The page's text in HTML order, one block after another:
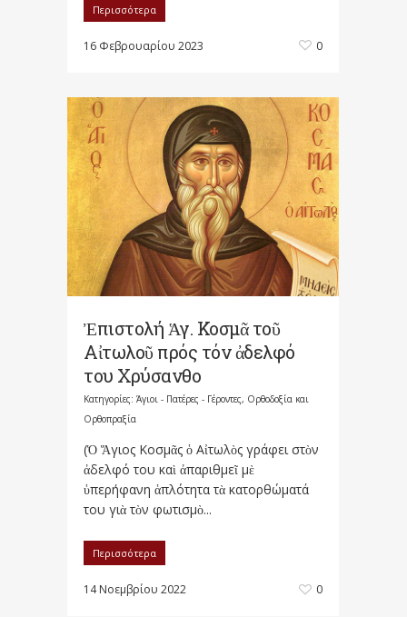
Περισσότερα
16 Φεβρουαρίου 2023 0
Ἐπιστολή Ἁγ. Κοσμᾶ τοῦ
Αἰτωλοῦ πρός τόν ἀδελφό
του Χρύσανθο
Κατηγορίες: Άγιοι - Πατέρες - Γέροντες, Ορθοδοξία και
Ορθοπραξία
(Ὁ Ἅγιος Κοσμᾶς ὁ Αἰτωλὸς γράφει στὸν
ἀδελφό του καὶ ἀπαριθμεῖ μὲ
ὑπερήφανη ἁπλότητα τὰ κατορθώματά
του γιὰ τὸν φωτισμὸ...
Περισσότερα
14 Νοεμβρίου 2022 0